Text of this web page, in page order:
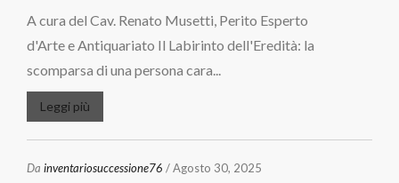
A cura del Cav. Renato Musetti, Perito Esperto
d'Arte e Antiquariato Il Labirinto dell'Eredità: la
scomparsa di una persona cara...
Leggi più
Da inventariosuccessione76 / Agosto 30, 2025